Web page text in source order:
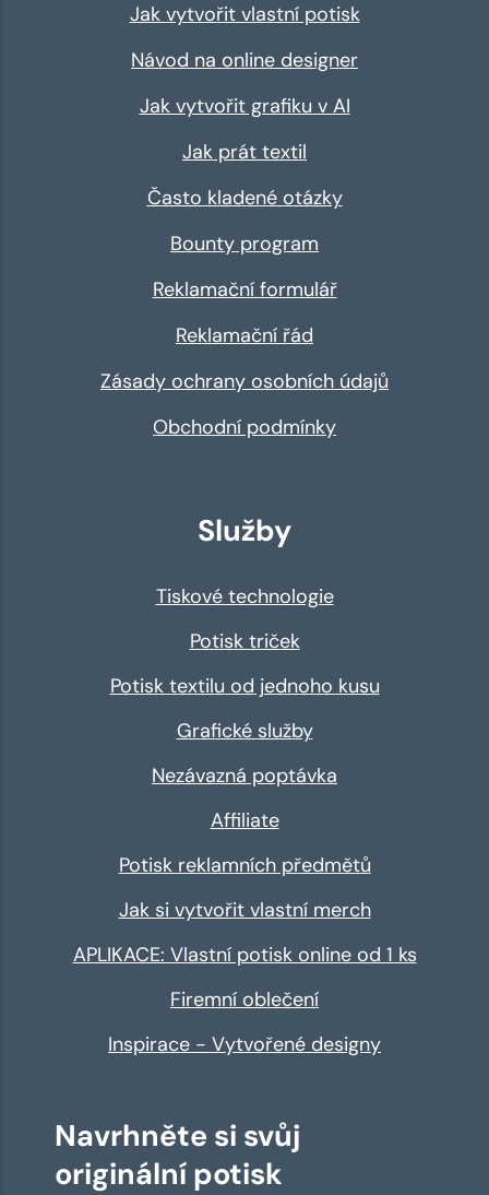
Jak vytvořit vlastní potisk
Návod na online designer
Jak vytvořit grafiku v AI
Jak prát textil
Často kladené otázky
Bounty program
Reklamační formulář
Reklamační řád
Zásady ochrany osobních údajů
Obchodní podmínky
Služby
Tiskové technologie
Potisk triček
Potisk textilu od jednoho kusu
Grafické služby
Nezávazná poptávka
Affiliate
Potisk reklamních předmětů
Jak si vytvořit vlastní merch
APLIKACE: Vlastní potisk online od 1 ks
Firemní oblečení
Inspirace - Vytvořené designy
Navrhněte si svůj
originální potisk